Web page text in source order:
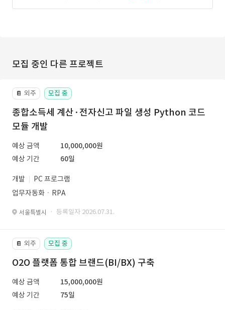
모집 중인 다른 프로젝트
📔 외주 모집 중
종합소득세 계산·전자신고 파일 생성 Python 코드
모듈 개발
예상 금액
10,000,000원
예상 기간
60일
개발
PC 프로그램
업무자동화ㆍRPA
서울특별시 · 등록일자 2026.07.31.
📔 외주 모집 중
O2O 플랫폼 통합 브랜드(BI/BX) 구축
예상 금액
15,000,000원
예상 기간
75일